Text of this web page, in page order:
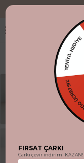
KARGO ÜCRETSİZ
YENİYIL HEDİYE
FIRSAT ÇARKI
Çarkı çevir indirimi KAZAN!